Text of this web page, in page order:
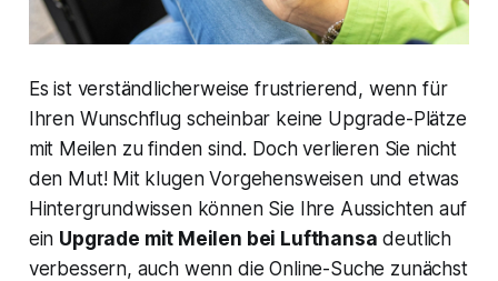
Es ist verständlicherweise frustrierend, wenn für
Ihren Wunschflug scheinbar keine Upgrade-Plätze
mit Meilen zu finden sind. Doch verlieren Sie nicht
den Mut! Mit klugen Vorgehensweisen und etwas
Hintergrundwissen können Sie Ihre Aussichten auf
ein Upgrade mit Meilen bei Lufthansa deutlich
verbessern, auch wenn die Online-Suche zunächst